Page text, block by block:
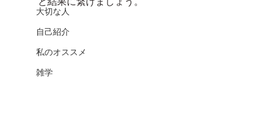
大切な人
自己紹介
私のオススメ
雑学